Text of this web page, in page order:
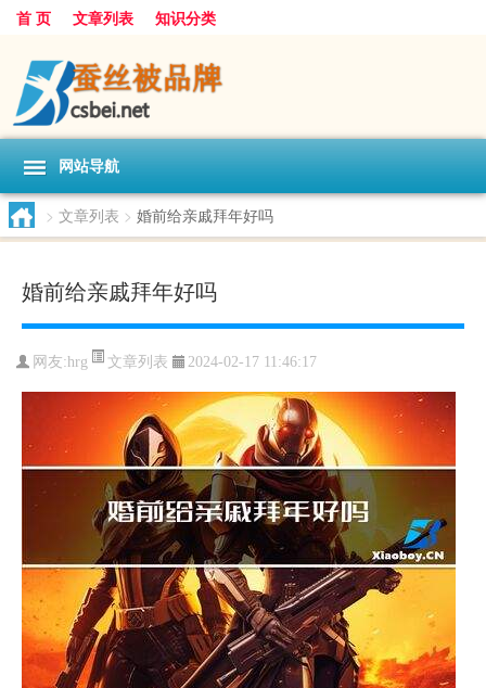
首 页 文章列表 知识分类
网站导航
> 文章列表 > 婚前给亲戚拜年好吗
婚前给亲戚拜年好吗
网友:hrg 文章列表 2024-02-17 11:46:17